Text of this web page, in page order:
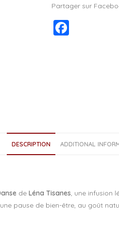
Partager sur
k
DESCRIPTION ADDITIONAL
de Léna Tisanes, une infusion
pause de bien-être, au goût